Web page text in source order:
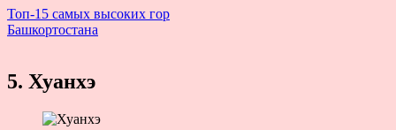
Топ-15 самых высоких гор
Башкортостана
5. Хуанхэ